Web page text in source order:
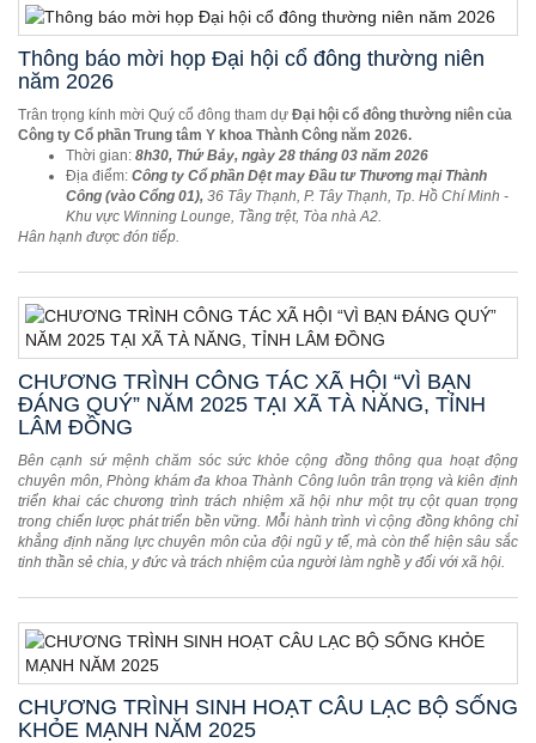
Thông báo mời họp Đại hội cổ đông thường niên
năm 2026
Trân trọng kính mời Quý cổ đông tham dự Đại hội cổ đông thường niên của
Công ty Cổ phần Trung tâm Y khoa Thành Công năm 2026.
Thời gian: 8h30, Thứ Bảy, ngày 28 tháng 03 năm 2026
Địa điểm: Công ty Cổ phần Dệt may Đầu tư Thương mại Thành
Công (vào Cổng 01), 36 Tây Thạnh, P. Tây Thạnh, Tp. Hồ Chí Minh -
Khu vực Winning Lounge, Tầng trệt, Tòa nhà A2.
Hân hạnh được đón tiếp.
CHƯƠNG TRÌNH CÔNG TÁC XÃ HỘI “VÌ BẠN
ĐÁNG QUÝ” NĂM 2025 TẠI XÃ TÀ NĂNG, TỈNH
LÂM ĐỒNG
Bên cạnh sứ mệnh chăm sóc sức khỏe cộng đồng thông qua hoạt động
chuyên môn, Phòng khám đa khoa Thành Công luôn trân trọng và kiên định
triển khai các chương trình trách nhiệm xã hội như một trụ cột quan trọng
trong chiến lược phát triển bền vững. Mỗi hành trình vì cộng đồng không chỉ
khẳng định năng lực chuyên môn của đội ngũ y tế, mà còn thể hiện sâu sắc
tinh thần sẻ chia, y đức và trách nhiệm của người làm nghề y đối với xã hội.
CHƯƠNG TRÌNH SINH HOẠT CÂU LẠC BỘ SỐNG
KHỎE MẠNH NĂM 2025